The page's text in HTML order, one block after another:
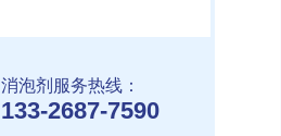
消泡剂服务热线：
133-2687-7590